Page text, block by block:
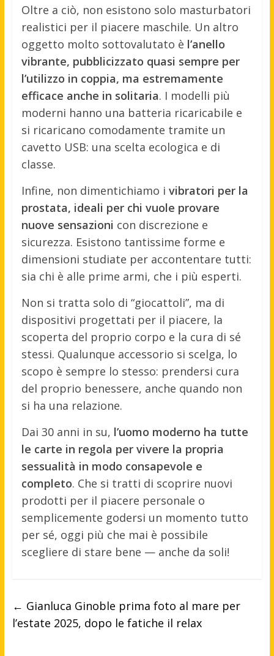
Oltre a ciò, non esistono solo masturbatori
realistici per il piacere maschile. Un altro
oggetto molto sottovalutato è l’anello
vibrante, pubblicizzato quasi sempre per
l’utilizzo in coppia, ma estremamente
efficace anche in solitaria. I modelli più
moderni hanno una batteria ricaricabile e
si ricaricano comodamente tramite un
cavetto USB: una scelta ecologica e di
classe.
Infine, non dimentichiamo i vibratori per la
prostata, ideali per chi vuole provare
nuove sensazioni con discrezione e
sicurezza. Esistono tantissime forme e
dimensioni studiate per accontentare tutti:
sia chi è alle prime armi, che i più esperti.
Non si tratta solo di “giocattoli”, ma di
dispositivi progettati per il piacere, la
scoperta del proprio corpo e la cura di sé
stessi. Qualunque accessorio si scelga, lo
scopo è sempre lo stesso: prendersi cura
del proprio benessere, anche quando non
si ha una relazione.
Dai 30 anni in su, l’uomo moderno ha tutte
le carte in regola per vivere la propria
sessualità in modo consapevole e
completo. Che si tratti di scoprire nuovi
prodotti per il piacere personale o
semplicemente godersi un momento tutto
per sé, oggi più che mai è possibile
scegliere di stare bene — anche da soli!
← Gianluca Ginoble prima foto al mare per
l’estate 2025, dopo le fatiche il relax